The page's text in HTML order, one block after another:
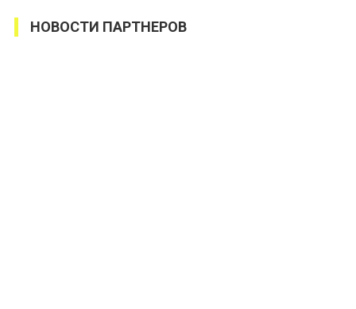
НОВОСТИ ПАРТНЕРОВ